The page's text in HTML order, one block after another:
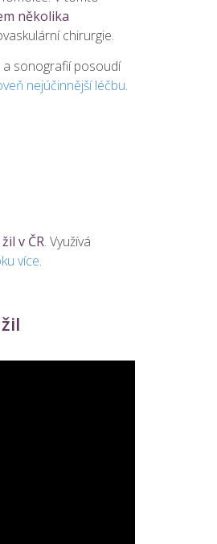
několika
chirurgie.
a sonografií posoudí
nejúčinnější léčbu.
v ČR. Využívá
více.